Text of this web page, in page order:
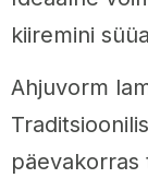
kiiremini
Ahjuvorm
päevakorras